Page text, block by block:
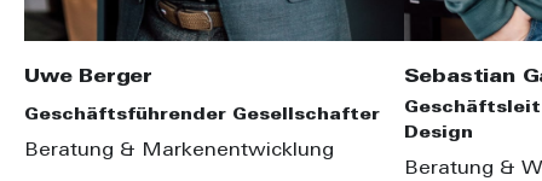
Uwe Berger
Geschäftsführender Gesellschafter
Beratung & Markenentwicklung
Sebastian
Design
Beratung &